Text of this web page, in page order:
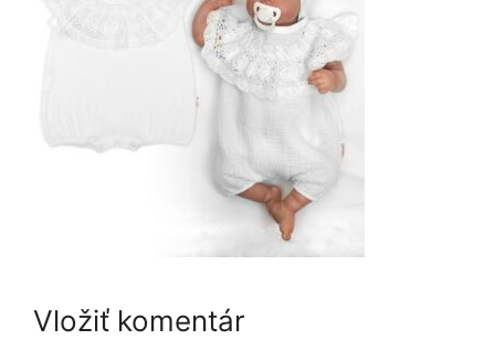
Vložiť komentár